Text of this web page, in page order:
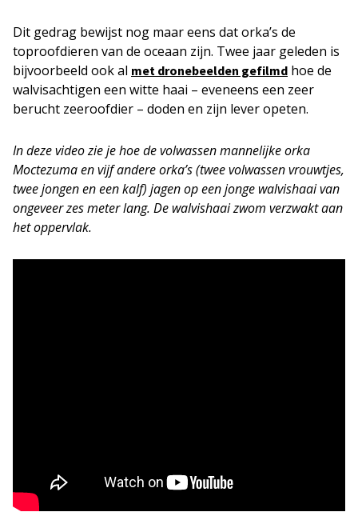
Dit gedrag bewijst nog maar eens dat orka’s de
toproofdieren van de oceaan zijn. Twee jaar geleden is
bijvoorbeeld ook al met dronebeelden gefilmd hoe de
walvisachtigen een witte haai – eveneens een zeer
berucht zeeroofdier – doden en zijn lever opeten.
In deze video zie je hoe de volwassen mannelijke orka
Moctezuma en vijf andere orka’s (twee volwassen vrouwtjes,
twee jongen en een kalf) jagen op een jonge walvishaai van
ongeveer zes meter lang. De walvishaai zwom verzwakt aan
het oppervlak.